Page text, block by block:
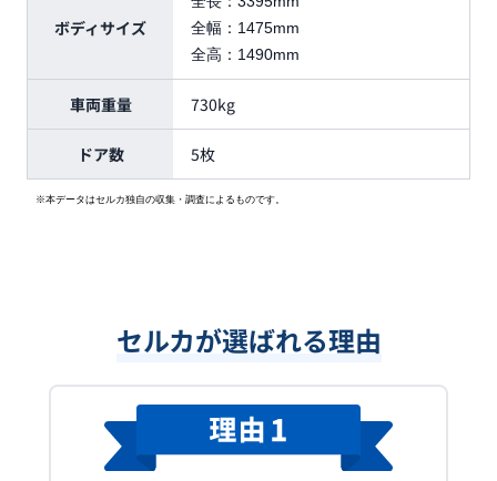
ボディサイズ
全幅： 1475mm
全高： 1490mm
車両重量 730kg
ドア数 5枚
※本データはセルカ独自の収集・調査によるものです。
セルカが選ばれる理由